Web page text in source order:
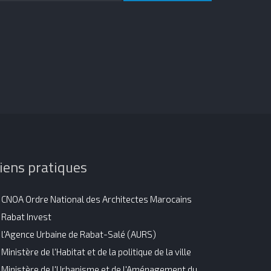
pratiques
CNOA Ordre National des Architectes Marocains
Rabat Invest
l'Agence Urbaine de Rabat-Salé (AURS)
Ministère de l'Habitat et de la politique de la ville